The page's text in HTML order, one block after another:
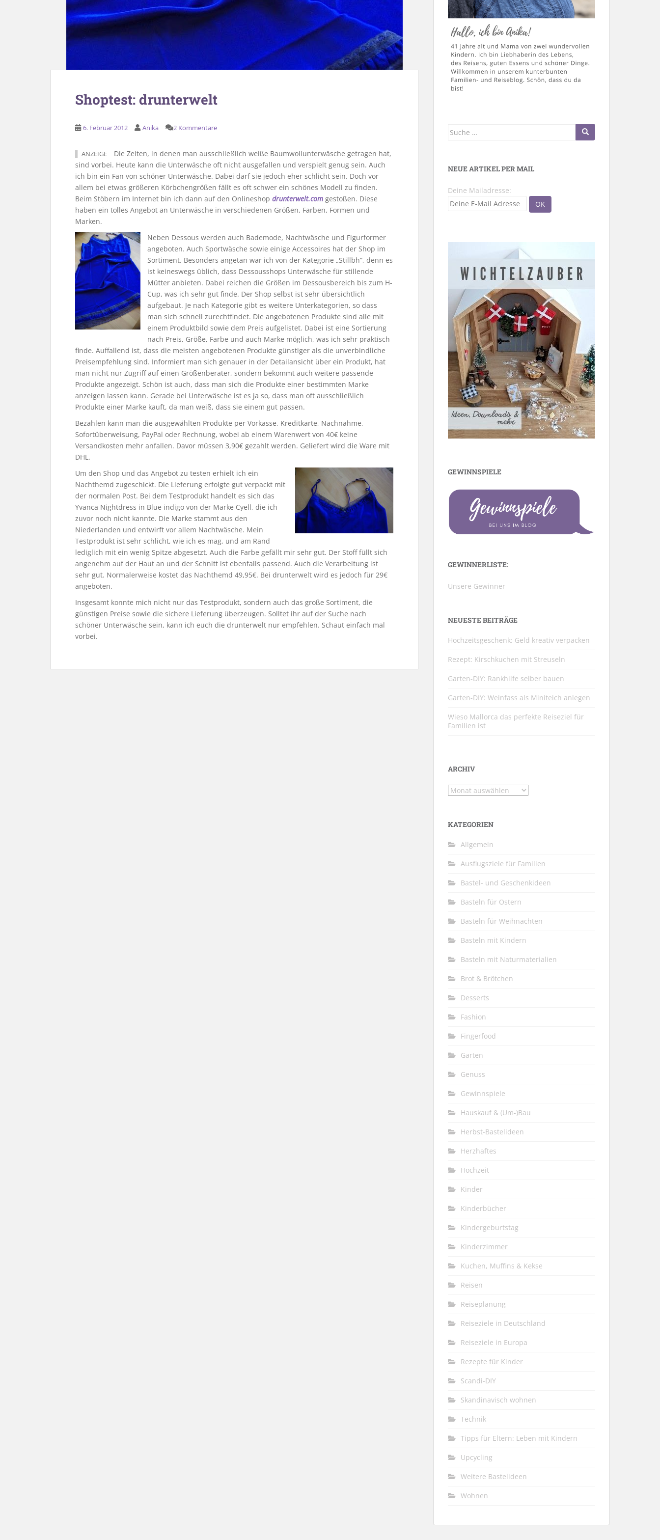
Shoptest: drunterwelt
6. Februar 2012 Anika 2 Kommentare
ANZEIGE
Die Zeiten, in denen man ausschließlich weiße Baumwollunterwäsche getragen hat,
sind vorbei. Heute kann die Unterwäsche oft nicht ausgefallen und verspielt genug sein. Auch
ich bin ein Fan von schöner Unterwäsche. Dabei darf sie jedoch eher schlicht sein. Doch vor
allem bei etwas größeren Körbchengrößen fällt es oft schwer ein schönes Modell zu finden.
Beim Stöbern im Internet bin ich dann auf den Onlineshop drunterwelt.com gestoßen. Diese
haben ein tolles Angebot an Unterwäsche in verschiedenen Größen, Farben, Formen und
Marken.
Neben Dessous werden auch Bademode, Nachtwäsche und Figurformer
angeboten. Auch Sportwäsche sowie einige Accessoires hat der Shop im
Sortiment. Besonders angetan war ich von der Kategorie „Stillbh“, denn es
ist keineswegs üblich, dass Dessousshops Unterwäsche für stillende
Mütter anbieten. Dabei reichen die Größen im Dessousbereich bis zum H-
Cup, was ich sehr gut finde. Der Shop selbst ist sehr übersichtlich
aufgebaut. Je nach Kategorie gibt es weitere Unterkategorien, so dass
man sich schnell zurechtfindet. Die angebotenen Produkte sind alle mit
einem Produktbild sowie dem Preis aufgelistet. Dabei ist eine Sortierung
nach Preis, Größe, Farbe und auch Marke möglich, was ich sehr praktisch
finde. Auffallend ist, dass die meisten angebotenen Produkte günstiger als die unverbindliche
Preisempfehlung sind. Informiert man sich genauer in der Detailansicht über ein Produkt, hat
man nicht nur Zugriff auf einen Größenberater, sondern bekommt auch weitere passende
Produkte angezeigt. Schön ist auch, dass man sich die Produkte einer bestimmten Marke
anzeigen lassen kann. Gerade bei Unterwäsche ist es ja so, dass man oft ausschließlich
Produkte einer Marke kauft, da man weiß, dass sie einem gut passen.
Bezahlen kann man die ausgewählten Produkte per Vorkasse, Kreditkarte, Nachnahme,
Sofortüberweisung, PayPal oder Rechnung, wobei ab einem Warenwert von 40€ keine
Versandkosten mehr anfallen. Davor müssen 3,90€ gezahlt werden. Geliefert wird die Ware mit
DHL.
Um den Shop und das Angebot zu testen erhielt ich ein
Nachthemd zugeschickt. Die Lieferung erfolgte gut verpackt mit
der normalen Post. Bei dem Testprodukt handelt es sich das
Yvanca Nightdress in Blue indigo von der Marke Cyell, die ich
zuvor noch nicht kannte. Die Marke stammt aus den
Niederlanden und entwirft vor allem Nachtwäsche. Mein
Testprodukt ist sehr schlicht, wie ich es mag, und am Rand
lediglich mit ein wenig Spitze abgesetzt. Auch die Farbe gefällt mir sehr gut. Der Stoff füllt sich
angenehm auf der Haut an und der Schnitt ist ebenfalls passend. Auch die Verarbeitung ist
sehr gut. Normalerweise kostet das Nachthemd 49,95€. Bei drunterwelt wird es jedoch für 29€
angeboten.
Insgesamt konnte mich nicht nur das Testprodukt, sondern auch das große Sortiment, die
günstigen Preise sowie die sichere Lieferung überzeugen. Solltet ihr auf der Suche nach
schöner Unterwäsche sein, kann ich euch die drunterwelt nur empfehlen. Schaut einfach mal
vorbei.
Suche
NEUE ARTIKEL PER MAIL
Deine Mailadresse:
GEWINNSPIELE
GEWINNERLISTE:
Unsere Gewinner
NEUESTE BEITRÄGE
Hochzeitsgeschenk: Geld kreativ verpacken
Rezept: Kirschkuchen mit Streuseln
Garten-DIY: Rankhilfe selber bauen
Garten-DIY: Weinfass als Miniteich anlegen
Wieso Mallorca das perfekte Reiseziel für
Familien ist
ARCHIV
Archiv
KATEGORIEN
Allgemein
Ausflugsziele für Familien
Bastel- und Geschenkideen
Basteln für Ostern
Basteln für Weihnachten
Basteln mit Kindern
Basteln mit Naturmaterialien
Brot & Brötchen
Desserts
Fashion
Fingerfood
Garten
Genuss
Gewinnspiele
Hauskauf & (Um-)Bau
Herbst-Bastelideen
Herzhaftes
Hochzeit
Kinder
Kinderbücher
Kindergeburtstag
Kinderzimmer
Kuchen, Muffins & Kekse
Reisen
Reiseplanung
Reiseziele in Deutschland
Reiseziele in Europa
Rezepte für Kinder
Scandi-DIY
Skandinavisch wohnen
Technik
Tipps für Eltern: Leben mit Kindern
Upcycling
Weitere Bastelideen
Wohnen